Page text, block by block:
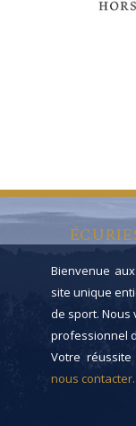
Bienvenue aux
site unique
de sport. Nous
professionnel
Votre
nous contacter.